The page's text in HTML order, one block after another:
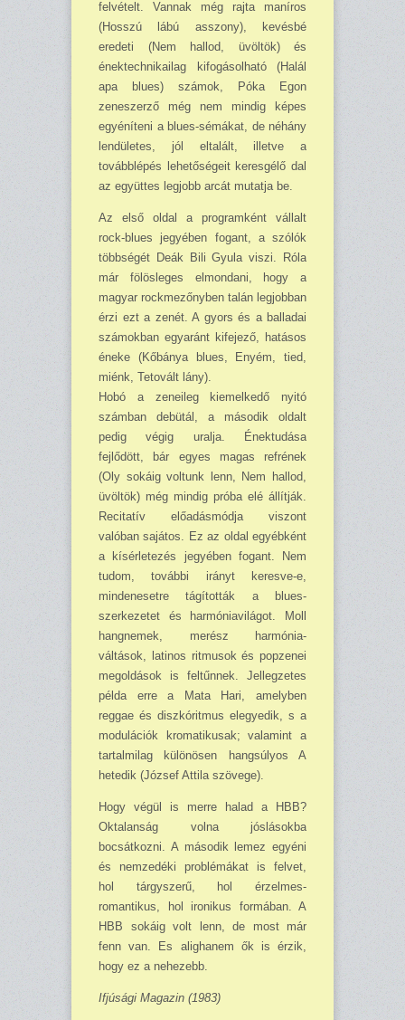
felvételt. Vannak még rajta maníros
(Hosszú lábú asszony), kevésbé
eredeti (Nem hallod, üvöltök) és
énektechnikailag kifogásolható (Halál
apa blues) számok, Póka Egon
zeneszerző még nem mindig képes
egyéníteni a blues-sémákat, de néhány
lendületes, jól eltalált, illetve a
továbblépés lehetőségeit keresgélő dal
az együttes legjobb arcát mutatja be.
Az első oldal a programként vállalt
rock-blues jegyében fogant, a szólók
többségét Deák Bili Gyula viszi. Róla
már fölösleges elmondani, hogy a
magyar rockmezőnyben talán legjobban
érzi ezt a zenét. A gyors és a balladai
számokban egyaránt kifejező, hatásos
éneke (Kőbánya blues, Enyém, tied,
miénk, Tetovált lány).
Hobó a zeneileg kiemelkedő nyitó
számban debütál, a második oldalt
pedig végig uralja. Énektudása
fejlődött, bár egyes magas refrének
(Oly sokáig voltunk lenn, Nem hallod,
üvöltök) még mindig próba elé állítják.
Recitatív előadásmódja viszont
valóban sajátos. Ez az oldal egyébként
a kísérletezés jegyében fogant. Nem
tudom, további irányt keresve-e,
mindenesetre tágították a blues-
szerkezetet és harmóniavilágot. Moll
hangnemek, merész harmónia-
váltások, latinos ritmusok és popzenei
megoldások is feltűnnek. Jellegzetes
példa erre a Mata Hari, amelyben
reggae és diszkóritmus elegyedik, s a
modulációk kromatikusak; valamint a
tartalmilag különösen hangsúlyos A
hetedik (József Attila szövege).
Hogy végül is merre halad a HBB?
Oktalanság volna jóslásokba
bocsátkozni. A második lemez egyéni
és nemzedéki problémákat is felvet,
hol tárgyszerű, hol érzelmes-
romantikus, hol ironikus formában. A
HBB sokáig volt lenn, de most már
fenn van. Es alighanem ők is érzik,
hogy ez a nehezebb.
Ifjúsági Magazin (1983)